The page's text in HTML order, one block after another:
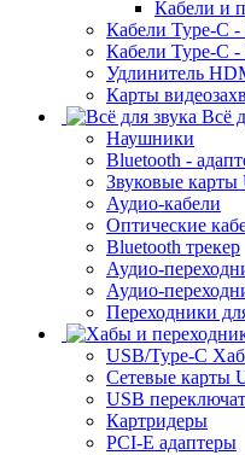
Кабели и
Кабели Type-C
Кабели Type-C
Удлинитель
Карты
Всё
Наушники
Bluetooth -
Звуковые карты
Аудио-кабели
Оптические
Bluetooth трекер
Аудио-
Аудио-
Переходники
USB/Type-C
Сетевые карты
USB
Картридеры
PCI-E адаптеры